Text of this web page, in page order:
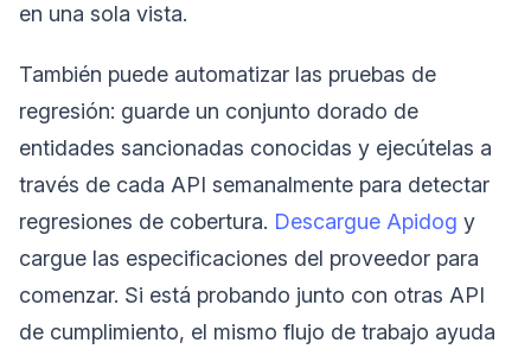
en una sola vista.
También puede automatizar las pruebas de
regresión: guarde un conjunto dorado de
entidades sancionadas conocidas y ejecútelas a
través de cada API semanalmente para detectar
regresiones de cobertura. Descargue Apidog y
cargue las especificaciones del proveedor para
comenzar. Si está probando junto con otras API
de cumplimiento, el mismo flujo de trabajo ayuda